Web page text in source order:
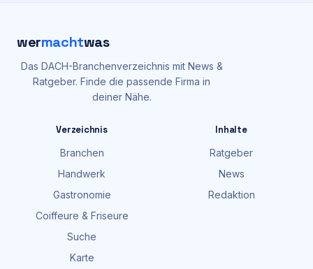
wermachtwas
Das DACH-Branchenverzeichnis mit News &
Ratgeber. Finde die passende Firma in
deiner Nähe.
Verzeichnis
Branchen
Handwerk
Gastronomie
Coiffeure & Friseure
Suche
Karte
Inhalte
Ratgeber
News
Redaktion